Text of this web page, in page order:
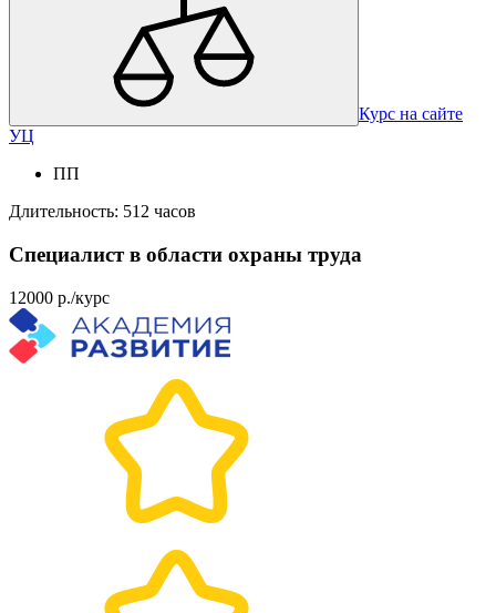
Курс на сайте
УЦ
ПП
Длительность: 512 часов
Специалист в области охраны труда
12000 р./курс